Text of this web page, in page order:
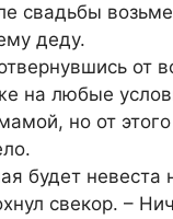
свадьбы
деду.
от
на любые
но от
будет невеста
свекор. –